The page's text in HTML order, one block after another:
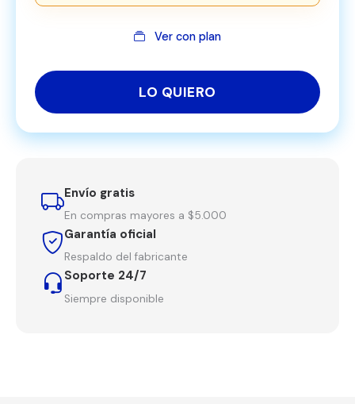
Ver con plan
LO QUIERO
Envío gratis
En compras mayores a $5.000
Garantía oficial
Respaldo del fabricante
Soporte 24/7
Siempre disponible